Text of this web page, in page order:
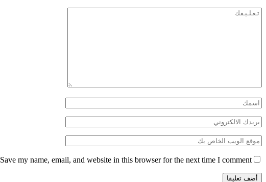
Save my name, email, and website in this browser for the next time I comment.